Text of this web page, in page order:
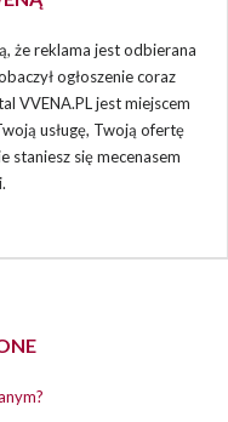
że reklama jest odbierana
ogłoszenie coraz
VVENA.PL jest miejscem
usługę, Twoją ofertę
staniesz się mecenasem